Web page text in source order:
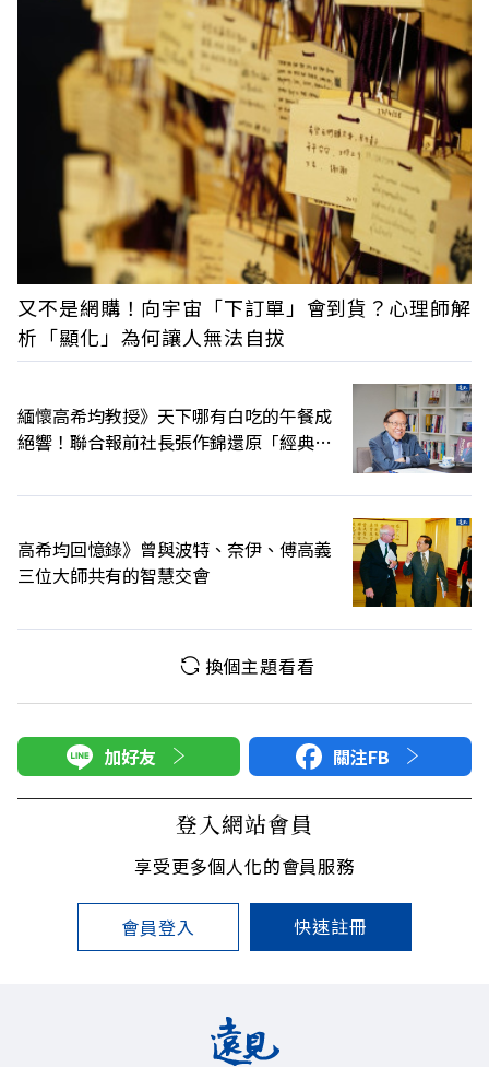
又不是網購！向宇宙「下訂單」會到貨？心理師解
析「顯化」為何讓人無法自拔
緬懷高希均教授》天下哪有白吃的午餐成
絕響！聯合報前社長張作錦還原「經典名
高希均回憶錄》曾與波特、奈伊、傅高義
三位大師共有的智慧交會
換個主題看看
加好友 關注FB
登入網站會員
享受更多個人化的會員服務
會員登入 快速註冊